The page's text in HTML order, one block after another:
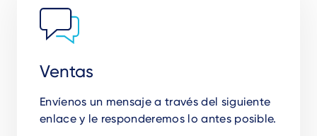
Ventas
Envíenos un mensaje a través del siguiente
enlace y le responderemos lo antes posible.